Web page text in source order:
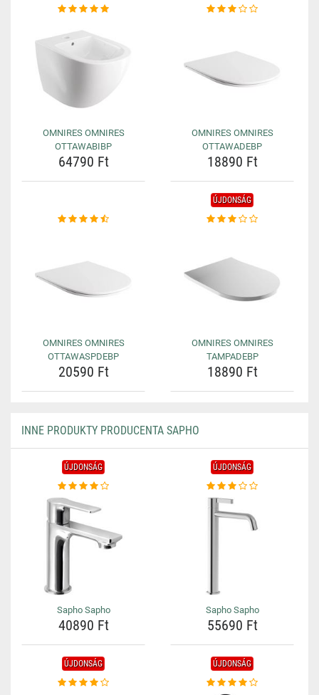
OMNIRES OMNIRES
OTTAWABIBP
64790 Ft
OMNIRES OMNIRES
OTTAWADEBP
18890 Ft
OMNIRES OMNIRES
OTTAWASPDEBP
20590 Ft
ÚJDONSÁG
OMNIRES OMNIRES
TAMPADEBP
18890 Ft
INNE PRODUKTY PRODUCENTA SAPHO
ÚJDONSÁG
Sapho Sapho
40890 Ft
ÚJDONSÁG
Sapho Sapho
55690 Ft
ÚJDONSÁG ÚJDONSÁG